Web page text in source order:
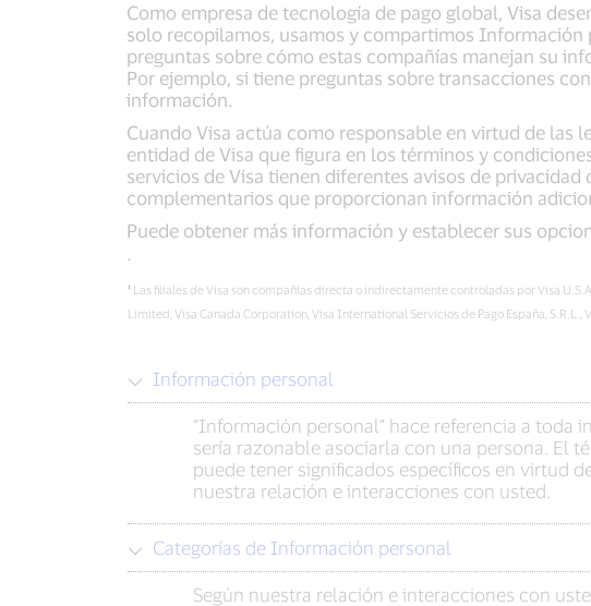
Como empresa de tecnología de pago global, Visa
solo recopilamos, usamos y compartimos
preguntas sobre cómo estas compañías manejan su
Por ejemplo, si tiene preguntas sobre transacciones
información.
Cuando Visa actúa como responsable en virtud de las
entidad de Visa que figura en los términos y
servicios de Visa tienen diferentes avisos de
complementarios que proporcionan información
Puede obtener más información y establecer sus
.
¹ Las filiales de Visa son compañías directa o indirectamente controladas por Visa
Limited, Visa Canada Corporation, Visa International Servicios de Pago España,
Información personal
“Información personal” hace referencia a toda
sería razonable asociarla con una persona. El
puede tener significados específicos en virtud
nuestra relación e interacciones con usted.
Categorías de Información personal
Según nuestra relación e interacciones con